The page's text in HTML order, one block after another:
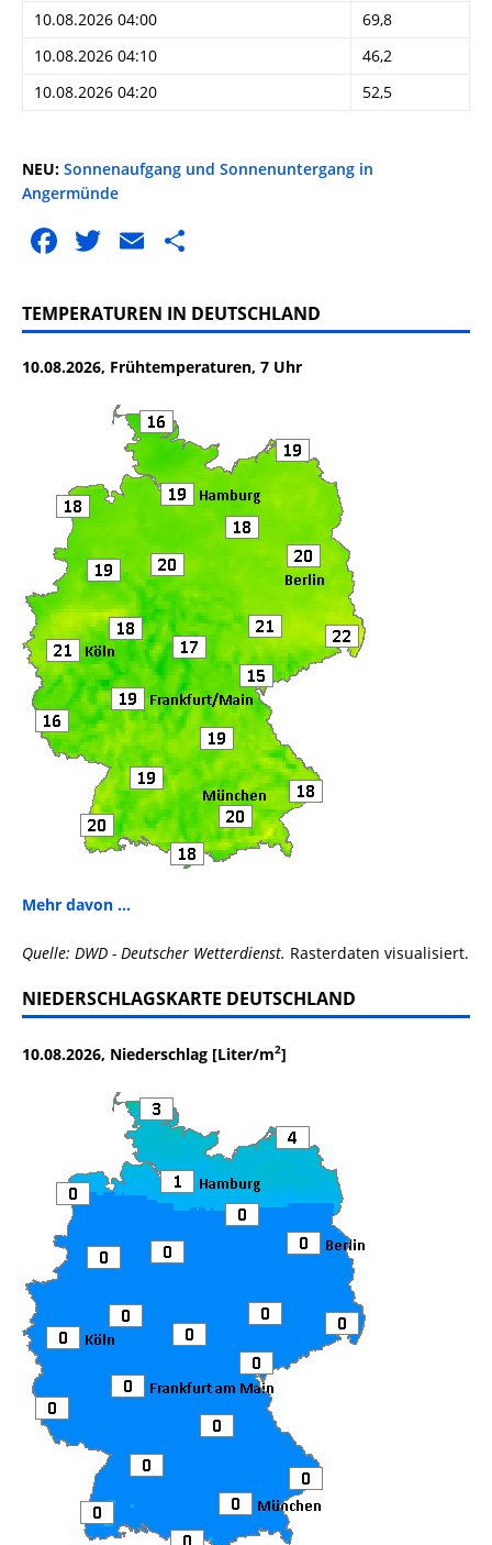
10.08.2026 04:00
69,8
10.08.2026 04:10
46,2
10.08.2026 04:20
52,5
NEU: Sonnenaufgang und Sonnenuntergang in
Angermünde
F
c
e
b
k
T
it
te
r
E
ai
l
le
n
TEMPERATUREN IN DEUTSCHLAND
10.08.2026, Frühtemperaturen, 7 Uhr
Mehr davon ...
Quelle: DWD - Deutscher Wetterdienst. Rasterdaten visualisiert.
NIEDERSCHLAGSKARTE DEUTSCHLAND
10.08.2026, Niederschlag [Liter/m2]